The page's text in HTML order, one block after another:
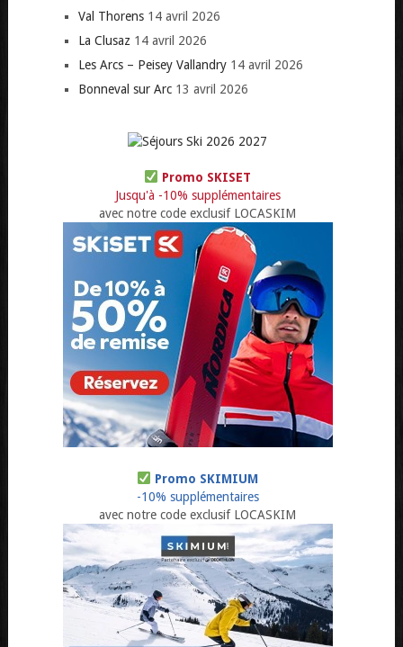
Val Thorens 14 avril 2026
La Clusaz 14 avril 2026
Les Arcs – Peisey Vallandry 14 avril 2026
Bonneval sur Arc 13 avril 2026
Promo SKISET
Jusqu'à -10% supplémentaires
avec notre code exclusif LOCASKIM
Promo SKIMIUM
-10% supplémentaires
avec notre code exclusif LOCASKIM